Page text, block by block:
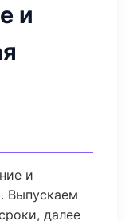
и
и
Выпускаем
далее